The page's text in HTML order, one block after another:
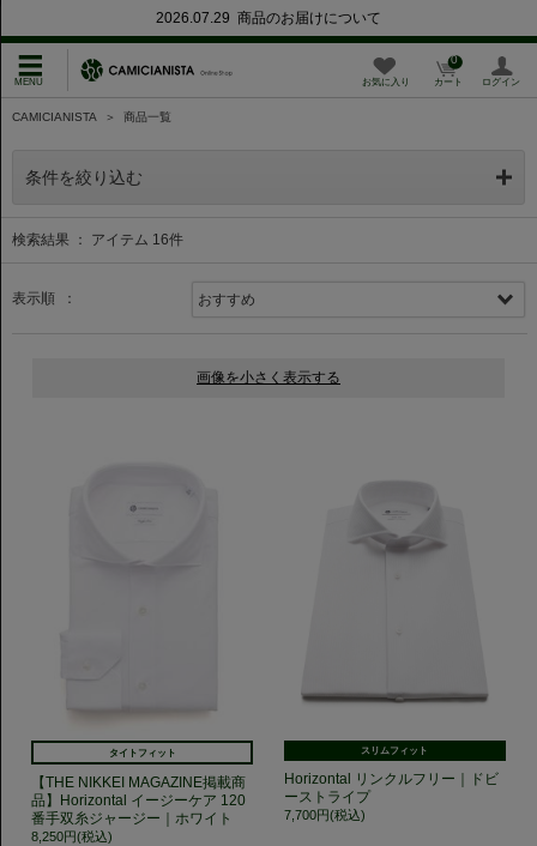
2026.07.29 商品のお届けについて
お気に入り カート
0
ログイン
CAMICIANISTA ＞ 商品一覧
条件を絞り込む
検索結果 ： アイテム 16件
表示順 ：
タイトフィット
【THE NIKKEI MAGAZINE掲載商
品】Horizontal イージーケア 120
番手双糸ジャージー｜ホワイト
8,250円(税込)
スリムフィット
Horizontal リンクルフリー｜ドビ
ーストライプ
7,700円(税込)